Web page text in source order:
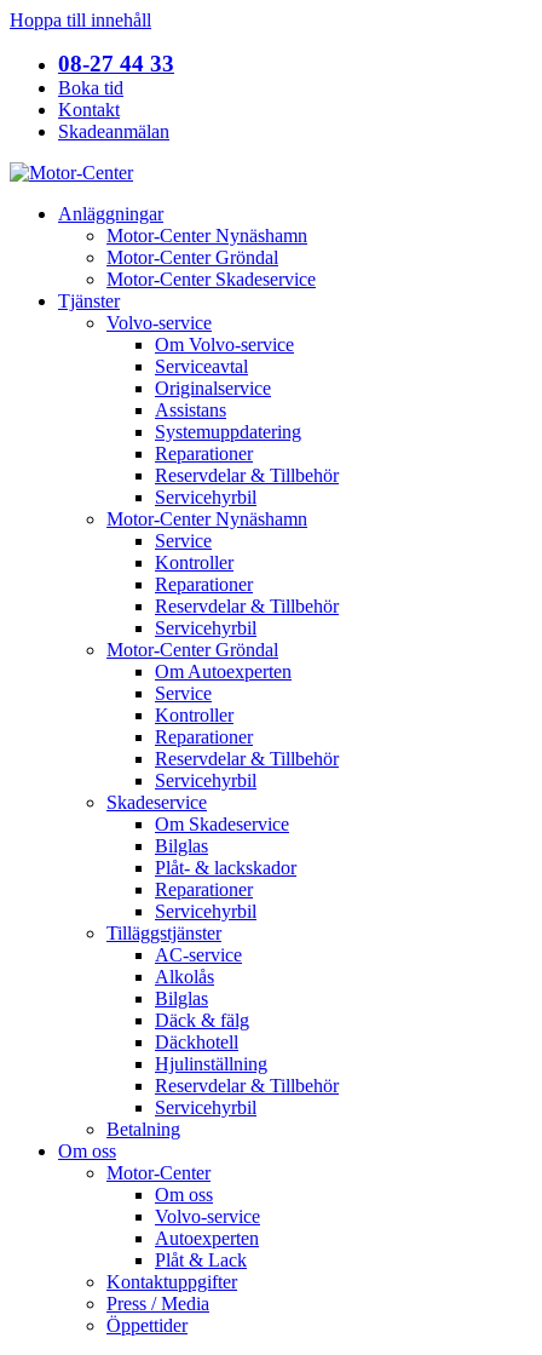
Hoppa till innehåll
08-27 44 33
Boka tid
Kontakt
Skadeanmälan
Anläggningar
Motor-Center Nynäshamn
Motor-Center Gröndal
Motor-Center Skadeservice
Tjänster
Volvo-service
Om Volvo-service
Serviceavtal
Originalservice
Assistans
Systemuppdatering
Reparationer
Reservdelar & Tillbehör
Servicehyrbil
Motor-Center Nynäshamn
Service
Kontroller
Reparationer
Reservdelar & Tillbehör
Servicehyrbil
Motor-Center Gröndal
Om Autoexperten
Service
Kontroller
Reparationer
Reservdelar & Tillbehör
Servicehyrbil
Skadeservice
Om Skadeservice
Bilglas
Plåt- & lackskador
Reparationer
Servicehyrbil
Tilläggstjänster
AC-service
Alkolås
Bilglas
Däck & fälg
Däckhotell
Hjulinställning
Reservdelar & Tillbehör
Servicehyrbil
Betalning
Om oss
Motor-Center
Om oss
Volvo-service
Autoexperten
Plåt & Lack
Kontaktuppgifter
Press / Media
Öppettider